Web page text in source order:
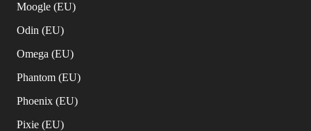
Moogle (EU)
Odin (EU)
Omega (EU)
Phantom (EU)
Phoenix (EU)
Pixie (EU)